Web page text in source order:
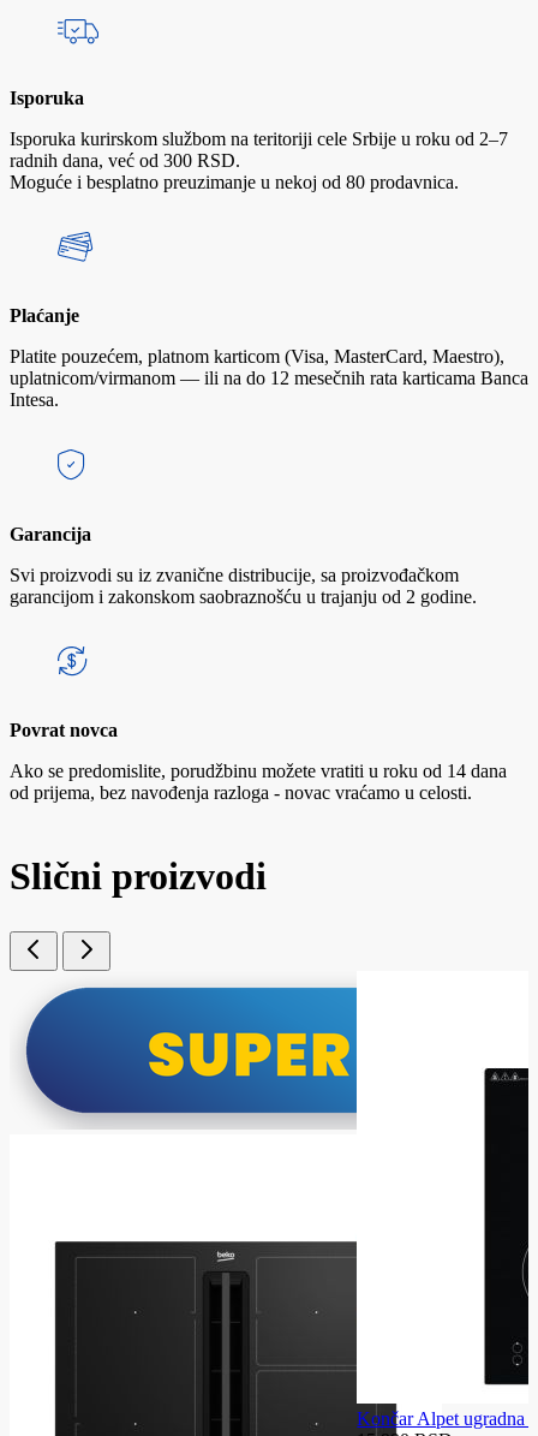
Isporuka
Isporuka kurirskom službom na teritoriji cele Srbije u roku od 2–7
radnih dana, već od 300 RSD.
Moguće i besplatno preuzimanje u nekoj od 80 prodavnica.
Plaćanje
Platite pouzećem, platnom karticom (Visa, MasterCard, Maestro),
uplatnicom/virmanom — ili na do 12 mesečnih rata karticama Banca
Intesa.
Garancija
Svi proizvodi su iz zvanične distribucije, sa proizvođačkom
garancijom i zakonskom saobraznošću u trajanju od 2 godine.
Povrat novca
Ako se predomislite, porudžbinu možete vratiti u roku od 14 dana
od prijema, bez navođenja razloga - novac vraćamo u celosti.
Slični proizvodi
Končar Alpet ugradna